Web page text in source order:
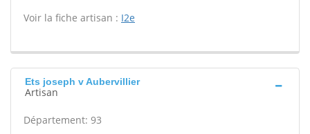
Voir la fiche artisan : I2e
Ets joseph v Aubervillier
Artisan
Département: 93